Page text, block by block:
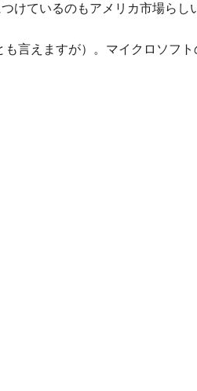
ているのもアメリカ市場らし
言えますが）。マイクロソフ